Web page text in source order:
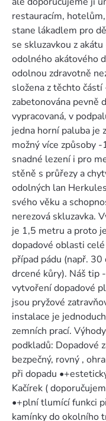
restauracím,
stane lákadlem pro
se skluzavkou z
odolného akátového
odolnou zdravotně
složena z těchto
zabetonována pevně
vypracovaná, v
jedna horní paluba je
možný více způsoby
snadné lezení i pro
stěně s průřezy a
odolných lan
svého věku a
nerezová skluzavka.
je 1,5 metru a proto
dopadové oblasti
případ pádu (např.
drcené kůry). Náš tip
vytvoření dopadové
jsou pryžové
instalace je
zemních prací.
podkladů: Dopadové
bezpečný, rovný ,
při dopadu
Kačírek (
•+plní tlumící funkci
kamínky do okolního